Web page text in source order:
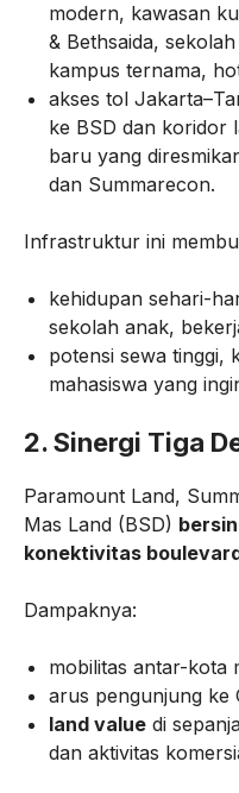
modern, kawasan
& Bethsaida,
kampus ternama,
akses tol
ke BSD dan koridor
baru yang
dan Summarecon.
Infrastruktur ini
kehidupan sehari-
sekolah anak,
potensi sewa tinggi,
mahasiswa yang
2. Sinergi Tiga
Paramount Land,
Mas Land (BSD)
konektivitas
Dampaknya:
mobilitas antar-kota
arus pengunjung ke
land valuedi
dan aktivitas